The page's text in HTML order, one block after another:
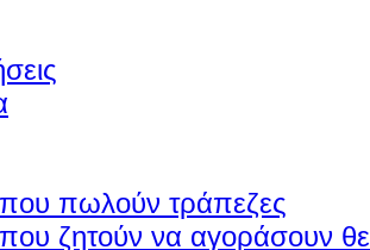
που πωλούν τράπεζες
ζητούν να αγοράσουν